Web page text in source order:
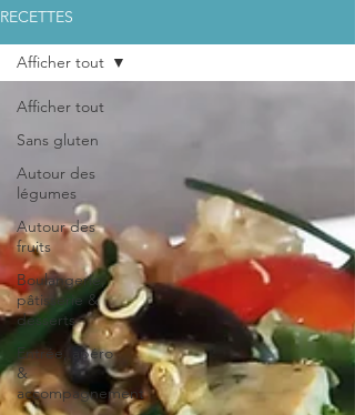
RECETTES
Afficher tout
Sans gluten
Autour des
légumes
Autour des
fruits
Boulangerie,
pâtisserie &
desserts
Entrée, apéro
&
accompagnement
Afficher tout